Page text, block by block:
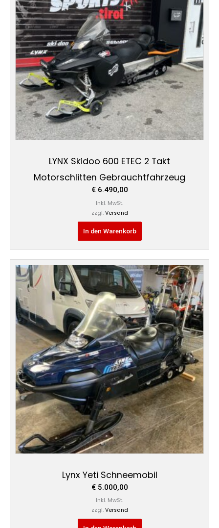
LYNX Skidoo 600 ETEC 2 Takt
Motorschlitten Gebrauchtfahrzeug
€6.490,00
Inkl. MwSt.
zzgl. Versand
In den Warenkorb
Lynx Yeti Schneemobil
€5.000,00
Inkl. MwSt.
zzgl. Versand